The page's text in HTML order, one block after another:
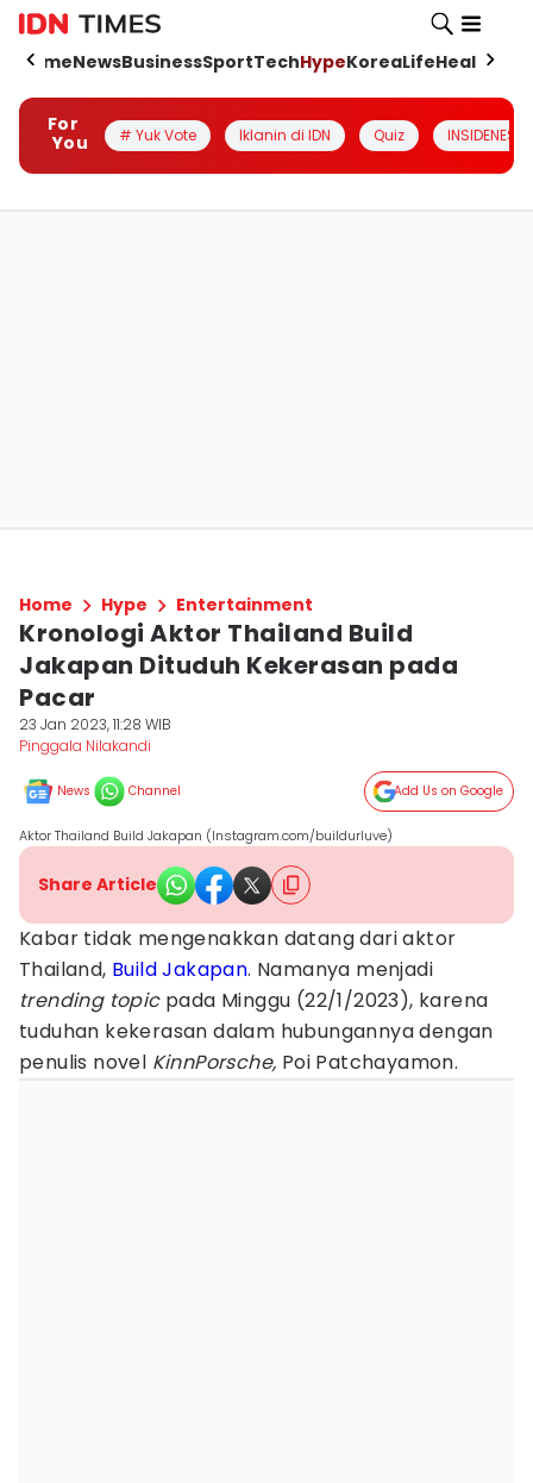
HomeNewsBusinessSportTechHypeKoreaLifeHealth
For
You
# Yuk Vote Iklanin di IDN Quiz INSIDENESIA
Home Hype Entertainment
Kronologi Aktor Thailand Build
Jakapan Dituduh Kekerasan pada
Pacar
23 Jan 2023, 11:28 WIB
Pinggala Nilakandi
News Channel Add Us on Google
Aktor Thailand Build Jakapan (Instagram.com/buildurluve)
Share Article
Kabar tidak mengenakkan datang dari aktor
Thailand, Build Jakapan. Namanya menjadi
trending topicpada Minggu (22/1/2023), karena
tuduhan kekerasan dalam hubungannya dengan
penulis novel KinnPorsche, Poi Patchayamon.